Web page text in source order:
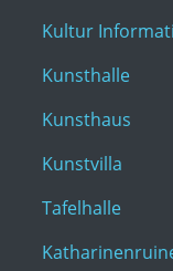
Kultur
Kunsthalle
Kunsthaus
Kunstvilla
Tafelhalle